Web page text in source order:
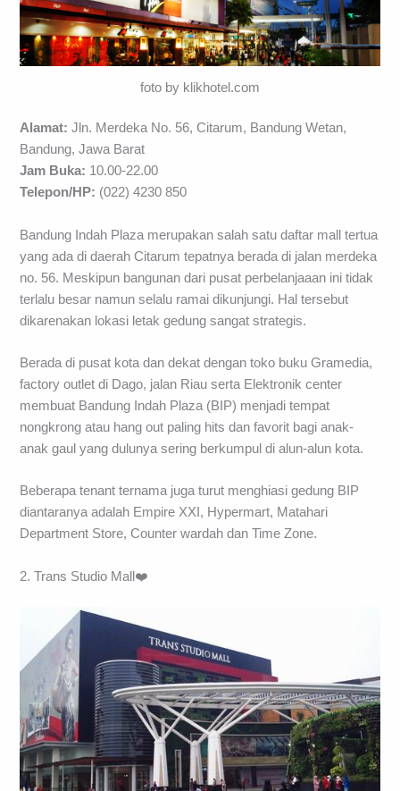
foto by klikhotel.com
Alamat: Jln. Merdeka No. 56, Citarum, Bandung Wetan,
Bandung, Jawa Barat
Jam Buka: 10.00-22.00
Telepon/HP: (022) 4230 850
Bandung Indah Plaza merupakan salah satu daftar mall tertua
yang ada di daerah Citarum tepatnya berada di jalan merdeka
no. 56. Meskipun bangunan dari pusat perbelanjaaan ini tidak
terlalu besar namun selalu ramai dikunjungi. Hal tersebut
dikarenakan lokasi letak gedung sangat strategis.
Berada di pusat kota dan dekat dengan toko buku Gramedia,
factory outlet di Dago, jalan Riau serta Elektronik center
membuat Bandung Indah Plaza (BIP) menjadi tempat
nongkrong atau hang out paling hits dan favorit bagi anak-
anak gaul yang dulunya sering berkumpul di alun-alun kota.
Beberapa tenant ternama juga turut menghiasi gedung BIP
diantaranya adalah Empire XXI, Hypermart, Matahari
Department Store, Counter wardah dan Time Zone.
2. Trans Studio Mall❤️